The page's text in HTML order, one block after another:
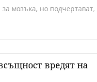
мозъка, но подчертават,
вредят на